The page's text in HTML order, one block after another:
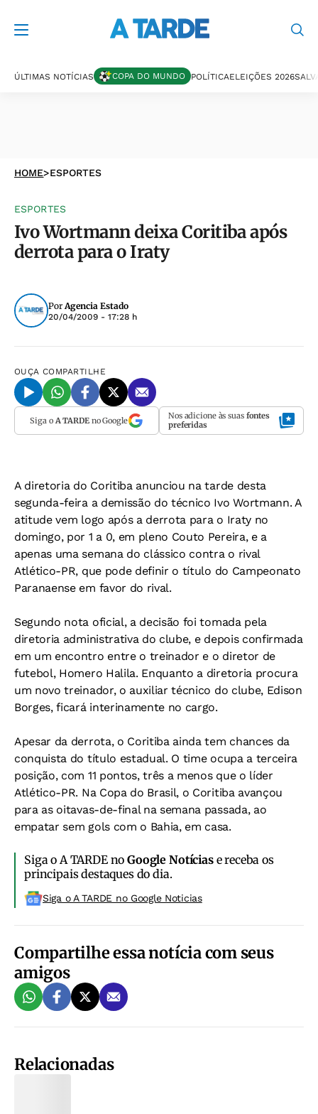
ÚLTIMAS NOTÍCIAS COPA DO MUNDO POLÍTICAELEIÇÕES 2026
HOME>ESPORTES
ESPORTES
Ivo Wortmann deixa Coritiba após
derrota para o Iraty
PorAgencia Estado
20/04/2009 - 17:28 h
OUÇA COMPARTILHE
Siga o A TARDEno Google Nos adicione às suas fontes
preferidas
A diretoria do Coritiba anunciou na tarde desta
segunda-feira a demissão do técnico Ivo Wortmann. A
atitude vem logo após a derrota para o Iraty no
domingo, por 1 a 0, em pleno Couto Pereira, e a
apenas uma semana do clássico contra o rival
Atlético-PR, que pode definir o título do Campeonato
Paranaense em favor do rival.
Segundo nota oficial, a decisão foi tomada pela
diretoria administrativa do clube, e depois confirmada
em um encontro entre o treinador e o diretor de
futebol, Homero Halila. Enquanto a diretoria procura
um novo treinador, o auxiliar técnico do clube, Edison
Borges, ficará interinamente no cargo.
Apesar da derrota, o Coritiba ainda tem chances da
conquista do título estadual. O time ocupa a terceira
posição, com 11 pontos, três a menos que o líder
Atlético-PR. Na Copa do Brasil, o Coritiba avançou
para as oitavas-de-final na semana passada, ao
empatar sem gols com o Bahia, em casa.
Siga o A TARDE noGoogle Notíciase receba os
principais destaques do dia.
Siga o A TARDE no Google Noticias
Compartilhe essa notícia com seus
amigos
Relacionadas